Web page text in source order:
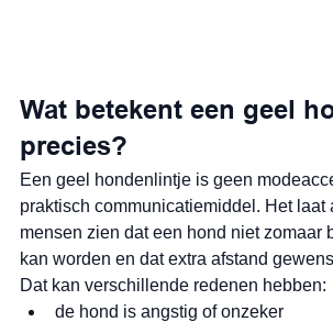
Wat betekent een geel
precies?
Een geel hondenlintje is geen
praktisch communicatiemiddel. Het laat
mensen zien dat een hond niet zomaar
kan worden en dat extra afstand
Dat kan verschillende redenen hebben:
de hond is angstig of onzeker